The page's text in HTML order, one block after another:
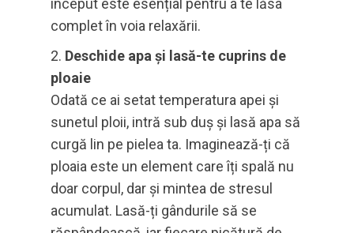
început este esențial pentru a te lăsa
complet în voia relaxării.
Deschide apa și lasă-te cuprins de
ploaie
Odată ce ai setat temperatura apei și
sunetul ploii, intră sub duș și lasă apa să
curgă lin pe pielea ta. Imaginează-ți că
ploaia este un element care îți spală nu
doar corpul, dar și mintea de stresul
acumulat. Lasă-ți gândurile să se